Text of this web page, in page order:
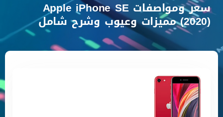
سعر ومواصفات Apple iPhone SE
(2020) مميزات وعيوب وشرح شامل